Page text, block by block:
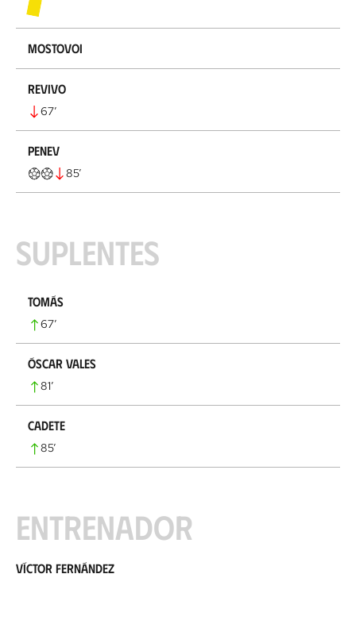
Mostovoi
Revivo
67’
Penev
85’
Suplentes
Tomás
67’
Óscar Vales
81’
Cadete
85’
Entrenador
Víctor Fernández